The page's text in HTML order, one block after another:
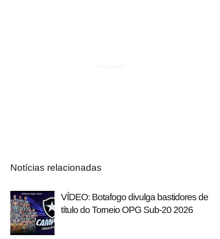
Notícias relacionadas
VÍDEO: Botafogo divulga bastidores de
título do Torneio OPG Sub-20 2026